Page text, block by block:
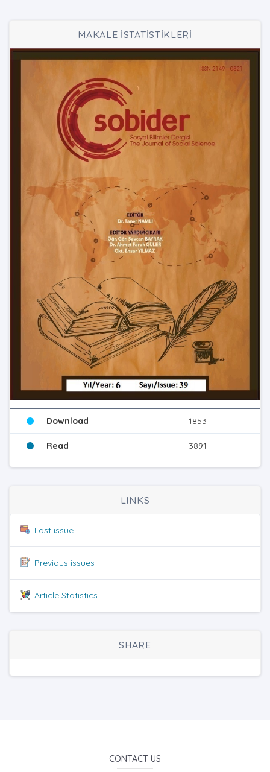
MAKALE İSTATİSTİKLERİ
Download 1853
Read 3891
LINKS
Last issue
Previous issues
Article Statistics
SHARE
CONTACT US